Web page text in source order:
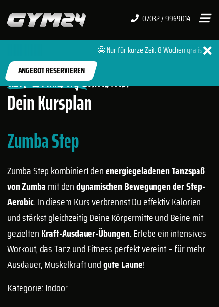
07032 / 9969014
🤩 Nur für kurze Zeit: 8 Wochen gratis 🔥 +
ANGEBOT RESERVIEREN
Dein Kursplan
GYM-24 Wildberg Schönbronn
Zumba Step
Zumba Step kombiniert denenergiegeladenen Tanzspaß
von Zumbamit dendynamischen Bewegungen der Step-
Aerobic. In diesem Kurs verbrennst Du effektiv Kalorien
und stärkst gleichzeitig Deine Körpermitte und Beine mit
gezieltenKraft-Ausdauer-Übungen. Erlebe ein intensives
Workout, das Tanz und Fitness perfekt vereint – für mehr
Ausdauer, Muskelkraft undgute Laune!
Kategorie: Indoor